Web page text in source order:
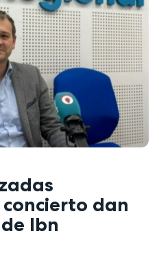
dan
Ibn